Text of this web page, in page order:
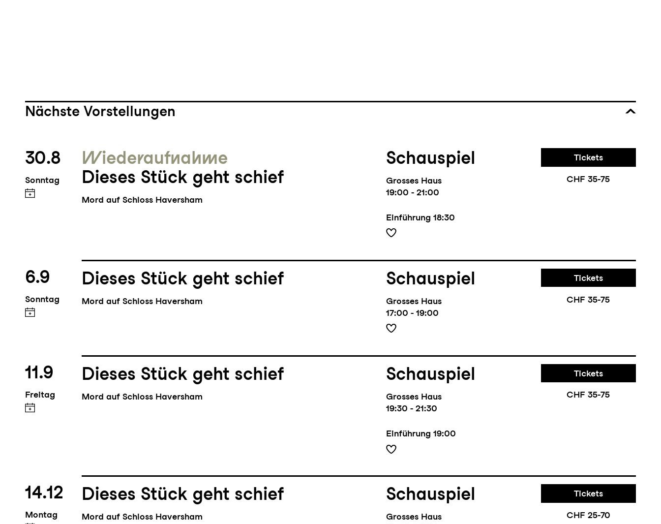
Nächste Vorstellungen
30.8
Sonntag
Wieder­aufnahme
Dieses Stück geht schief
Mord auf Schloss Haversham
Schauspiel
Grosses Haus
19:00 - 21:00
Einführung 18:30
Tickets
CHF 35-75
6.9
Sonntag
Dieses Stück geht schief
Mord auf Schloss Haversham
Schauspiel
Grosses Haus
17:00 - 19:00
Tickets
CHF 35-75
11.9
Freitag
Dieses Stück geht schief
Mord auf Schloss Haversham
Schauspiel
Grosses Haus
19:30 - 21:30
Einführung 19:00
Tickets
CHF 35-75
14.12
Montag
Dieses Stück geht schief
Mord auf Schloss Haversham
Schauspiel
Grosses Haus
Tickets
CHF 25-70